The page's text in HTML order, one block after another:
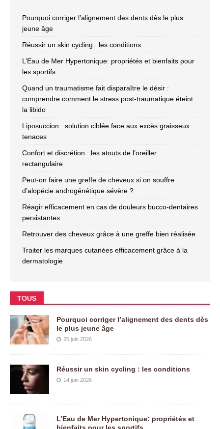
Pourquoi corriger l’alignement des dents dès le plus
jeune âge
Réussir un skin cycling : les conditions
L’Eau de Mer Hypertonique: propriétés et bienfaits pour
les sportifs
Quand un traumatisme fait disparaître le désir :
comprendre comment le stress post-traumatique éteint
la libido
Liposuccion : solution ciblée face aux excès graisseux
tenaces
Confort et discrétion : les atouts de l’oreiller
rectangulaire
Peut-on faire une greffe de cheveux si on souffre
d’alopécie androgénétique sévère ?
Réagir efficacement en cas de douleurs bucco-dentaires
persistantes
Retrouver des cheveux grâce à une greffe bien réalisée
Traiter les marques cutanées efficacement grâce à la
dermatologie
TOUS
Pourquoi corriger l’alignement des dents dès
le plus jeune âge
25 juin 2026
Réussir un skin cycling : les conditions
14 juin 2026
L’Eau de Mer Hypertonique: propriétés et
bienfaits pour les sportifs